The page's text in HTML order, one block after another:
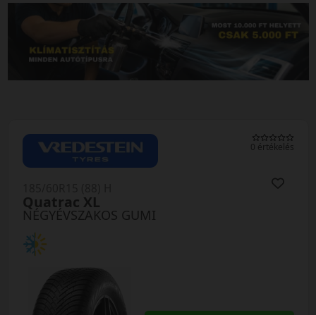
0 értékelés
NÉGYÉVSZAKOS GUMI
Quatrac XL